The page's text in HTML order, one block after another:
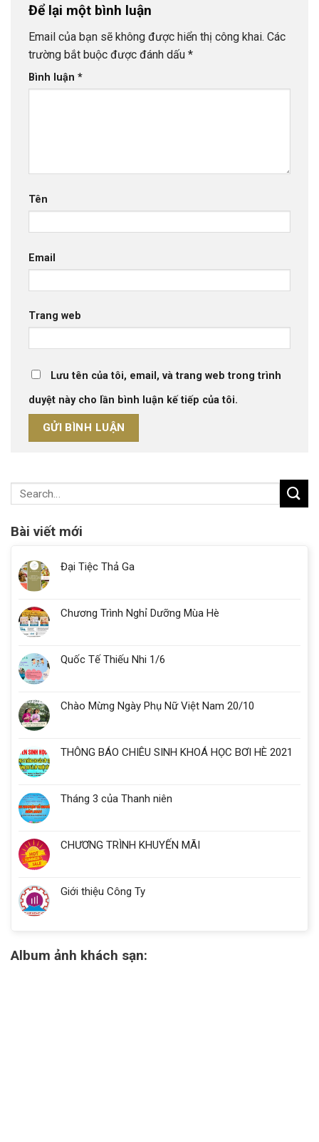
Để lại một bình luận
Email của bạn sẽ không được hiển thị công khai. Các
trường bắt buộc được đánh dấu *
Bình luận *
Tên
Email
Trang web
Lưu tên của tôi, email, và trang web trong trình
duyệt này cho lần bình luận kế tiếp của tôi.
Bài viết mới
Đại Tiệc Thả Ga
Chương Trình Nghỉ Dưỡng Mùa Hè
Quốc Tế Thiếu Nhi 1/6
Chào Mừng Ngày Phụ Nữ Việt Nam 20/10
THÔNG BÁO CHIÊU SINH KHOÁ HỌC BƠI HÈ 2021
Tháng 3 của Thanh niên
CHƯƠNG TRÌNH KHUYẾN MÃI
Giới thiệu Công Ty
Album ảnh khách sạn: